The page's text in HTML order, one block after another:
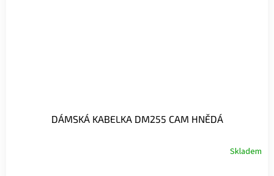
DÁMSKÁ KABELKA DM255 CAM HNĚDÁ
Skladem